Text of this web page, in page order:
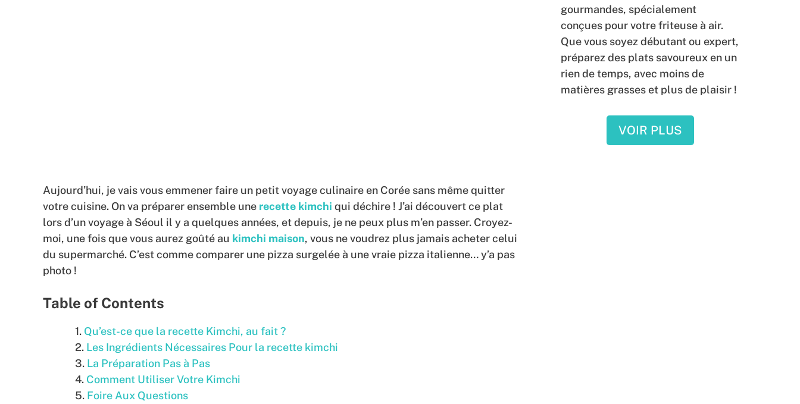
Aujourd’hui, je vais vous emmener faire un petit voyage culinaire en Corée sans même quitter
votre cuisine. On va préparer ensemble une recette kimchi qui déchire ! J’ai découvert ce plat
lors d’un voyage à Séoul il y a quelques années, et depuis, je ne peux plus m’en passer. Croyez-
moi, une fois que vous aurez goûté au kimchi maison, vous ne voudrez plus jamais acheter celui
du supermarché. C’est comme comparer une pizza surgelée à une vraie pizza italienne… y’a pas
photo !
Table of Contents
Qu’est-ce que la recette Kimchi, au fait ?
Les Ingrédients Nécessaires Pour la recette kimchi
La Préparation Pas à Pas
Comment Utiliser Votre Kimchi
Foire Aux Questions
gourmandes, spécialement
conçues pour votre friteuse à air.
Que vous soyez débutant ou expert,
préparez des plats savoureux en un
rien de temps, avec moins de
matières grasses et plus de plaisir !
VOIR PLUS